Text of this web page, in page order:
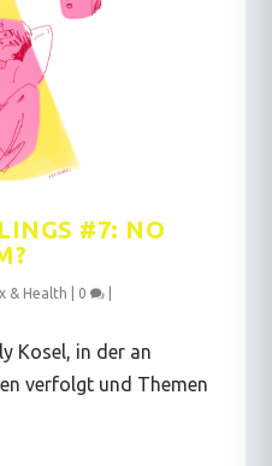
#7: NO
& Health 0
Kosel, in der an
verfolgt und Themen